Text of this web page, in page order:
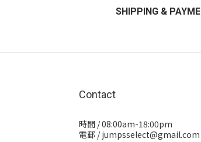
SHIPPING &
Contact
時間 / 08:00am-18:00pm
電郵 / jumpsselect@gmail.com